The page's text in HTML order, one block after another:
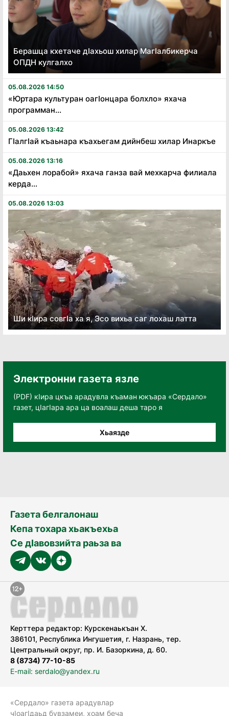
Берашца кхетаче дӏахьош хилар Магӏалбикерча
ОПДН кулгалхо
05.08.2026 14:50
«Юртара культуран оагӏонцара болхло» яхача
программан...
05.08.2026 13:42
Гӏалгӏай къаьнара къахьегам дийнбеш хилар Инаркъе
05.08.2026 13:16
«Даьхен лорабой» яхача ганза вай мехкарча филиала
керда...
05.08.2026 13:03
Ши кӏира совгӏа ха я, Эсо вихьа саг лохаш латта
Электронни газета язле
(PDF) кӀира цкъа арадувла къаман юкъара «Сердало»
газет, цӀагӀара ара ца воалаш деша таро я
Хьаязде
Газета белгалонаш
Кепа тохара хьакъехьа
Се дӀавовзийта раьза ва
Керттера редактор: Курскенаькъан Х.
386101, Республика Ингушетия, г. Назрань, тер.
Центральный округ, пр. И. Базоркина, д. 60.
8 (8734) 77-10-85
E-mail: serdalo@yandex.ru
«Сердало» газета арадувлар
чIоагIдаьд бувзамеи, хоам беча